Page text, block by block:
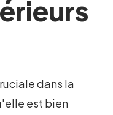
dans la
est bien